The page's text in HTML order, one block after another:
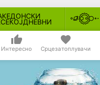
Интересно Срцезатоплувачи